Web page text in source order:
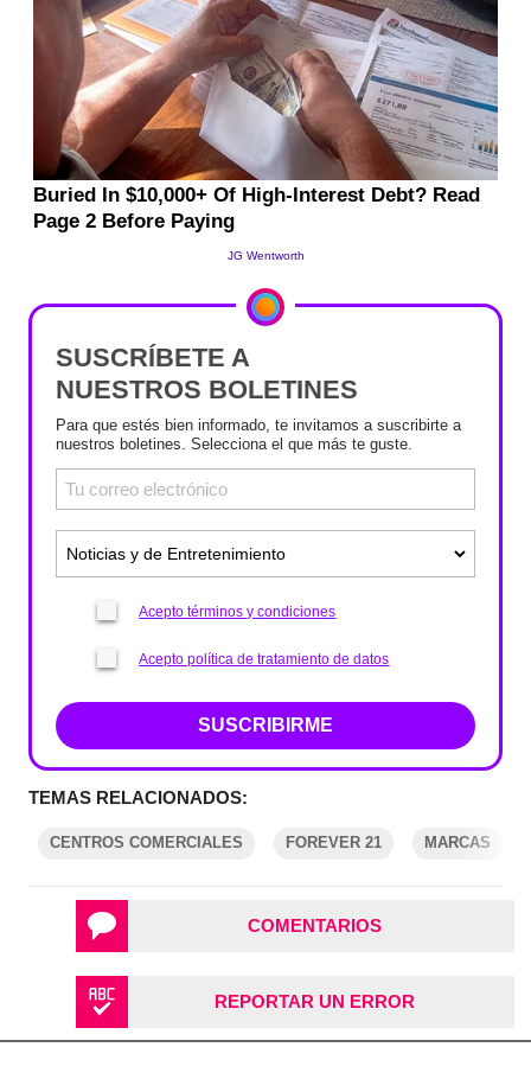
SUSCRÍBETE A
NUESTROS BOLETINES
Para que estés bien informado, te invitamos a suscribirte a
nuestros boletines. Selecciona el que más te guste.
Acepto términos y condiciones
Acepto política de tratamiento de datos
SUSCRIBIRME
TEMAS RELACIONADOS:
CENTROS COMERCIALES FOREVER 21 MARCAS
COMENTARIOS
REPORTAR UN ERROR